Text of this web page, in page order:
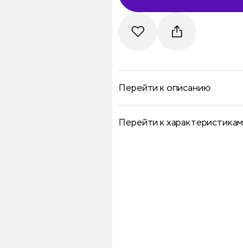
Telegram
Перейти к описанию
Перейти к характеристикам